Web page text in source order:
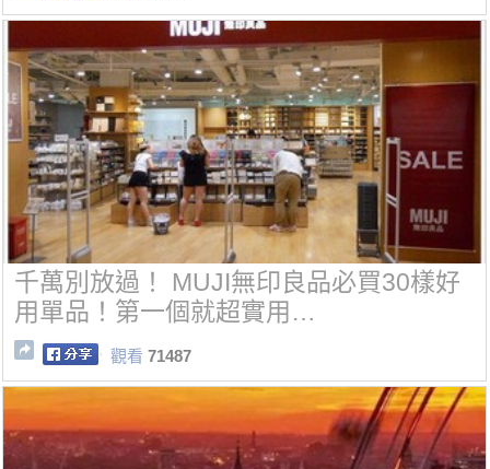
千萬別放過！ MUJI無印良品必買30樣好
用單品！第一個就超實用…
觀看 71487